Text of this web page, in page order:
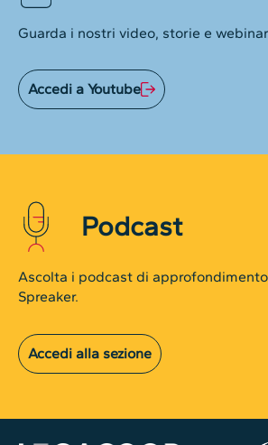
Guarda i nostri video, storie e
Accedi a Youtube
Podcast
Ascolta i podcast di
Spreaker.
Accedi alla sezione